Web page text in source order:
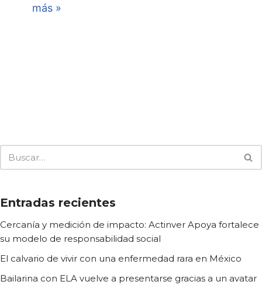
más »
Entradas recientes
Cercanía y medición de impacto: Actinver Apoya fortalece
su modelo de responsabilidad social
El calvario de vivir con una enfermedad rara en México
Bailarina con ELA vuelve a presentarse gracias a un avatar